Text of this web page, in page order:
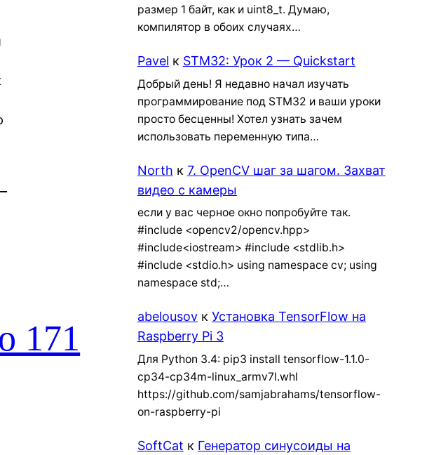
171
размер 1 байт, как и uint8_t. Думаю,
компилятор в обоих случаях…
Pavel к STM32: Урок 2 — Quickstart
Добрый день! Я недавно начал изучать
программирование под STM32 и ваши уроки
просто бесценны! Хотел узнать зачем
использовать переменную типа…
North к 7. OpenCV шаг за шагом. Захват
видео с камеры
если у вас черное окно попробуйте так.
#include <opencv2/opencv.hpp>
#include<iostream> #include <stdlib.h>
#include <stdio.h> using namespace cv; using
namespace std;…
abelousovк Установка TensorFlow на
Raspberry Pi 3
Для Python 3.4: pip3 install tensorflow-1.1.0-
cp34-cp34m-linux_armv7l.whl
https://github.com/samjabrahams/tensorflow-
on-raspberry-pi
SoftCat к Генератор синусоиды на